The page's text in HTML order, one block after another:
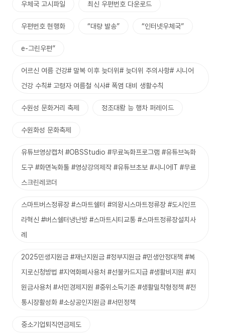
우체국 고시파일 최신 우편번호 다운로드
우편번호 현행화 “대량 발송” “인터넷우체국”
e-그린우편”
어르신 여름 건강# 말복 이후 늦더위# 늦더위 주의사항# 시니어
건강 수칙# 고령자 여름철 식사# 폭염 대비 생활수칙
수원성 문화거리 축제 정조대뢍 능 행차 퍼레이드
수원화성 문화축제
유튜브영상캡처 #OBSStudio #무료녹화프로그램 #유튜브녹화
도구 #화면녹화툴 #영상강의제작 #유튜브초보 #시니어IT #무료
스크린레코더
스마트버스정류장 #스마트쉘터 #의왕시스마트정류장 #도시인프
라혁신 #버스쉘터냉난방 #스마트시티교통 #스마트정류장설치사
례
2025민생지원금 #재난지원금 #정부지원금 #민생안정대책 #복
지로신청방법 #지역화폐사용처 #선불카드지급 #생활비지원 #지
원금사용처 #서민경제지원 #중위소득기준 #생활밀착형정책 #전
통시장활성화 #소상공인지원금 #서민정책
중소기업퇴직연금제도